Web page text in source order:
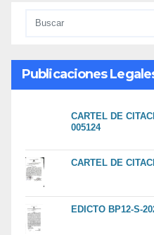
Publicaciones
CARTEL DE
005124
CARTEL DE
EDICTO BP12-S-